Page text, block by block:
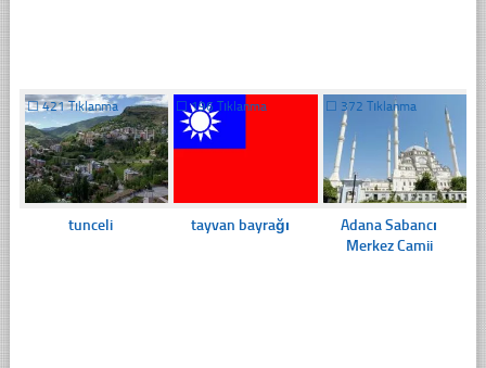
☐421 Tıklanma
tunceli
☐196 Tıklanma
tayvan bayrağı
☐ 372 Tıklanma
Adana Sabancı
Merkez Camii